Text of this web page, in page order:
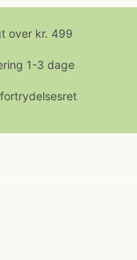
over kr. 499
1-3 dage